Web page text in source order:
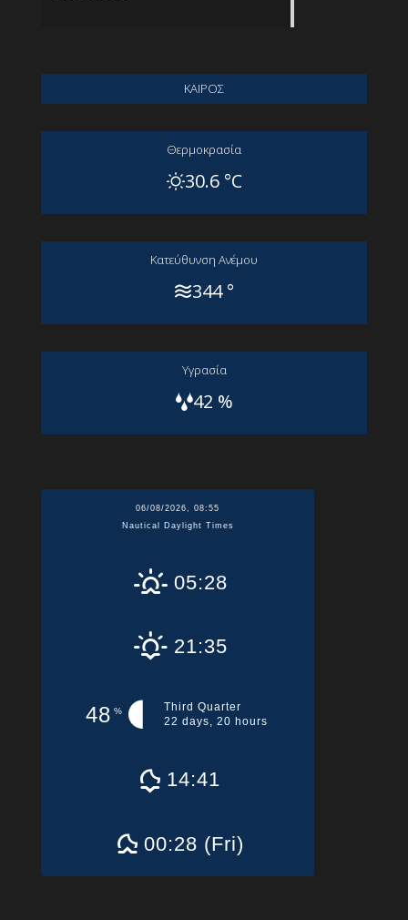
ΚΑΙΡΟΣ
Θερμοκρασία
30.6 °C
Kατεύθυνση Aνέμου
344 °
Yγρασία
42 %
06/08/2026, 08:55
Nautical Daylight Times
05:28
21:35
48 %
Third Quarter
22 days, 20 hours
14:41
00:28 (Fri)